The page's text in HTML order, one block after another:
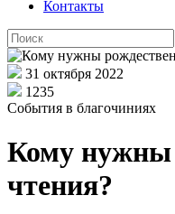
Контакты
31 октября 2022
1235
События в благочиниях
Кому нужны
чтения?